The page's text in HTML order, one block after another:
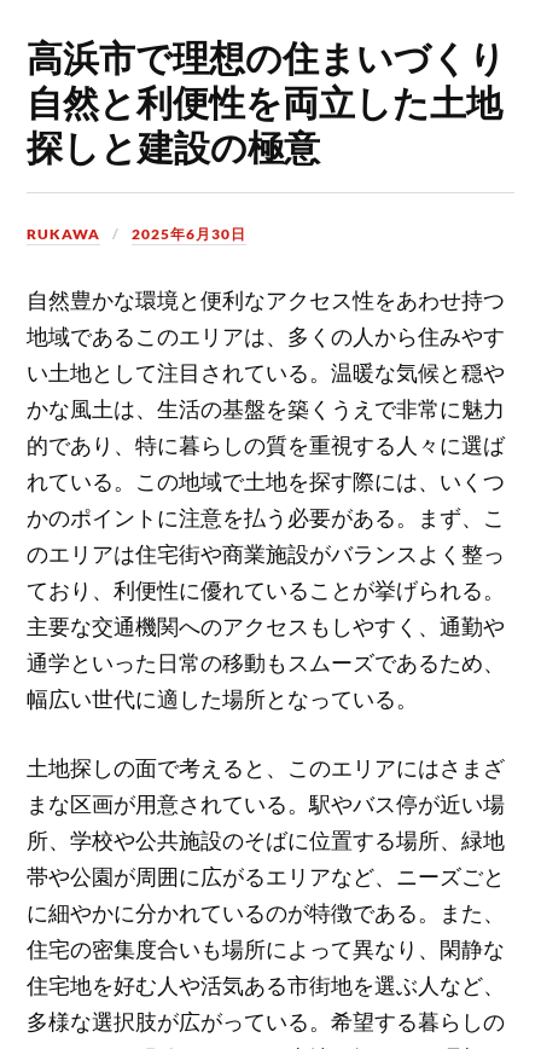
高浜市で理想の住まいづくり
自然と利便性を両立した土地
探しと建設の極意
RUKAWA 2025年6月30日
自然豊かな環境と便利なアクセス性をあわせ持つ
地域であるこのエリアは、多くの人から住みやす
い土地として注目されている。温暖な気候と穏や
かな風土は、生活の基盤を築くうえで非常に魅力
的であり、特に暮らしの質を重視する人々に選ば
れている。この地域で土地を探す際には、いくつ
かのポイントに注意を払う必要がある。まず、こ
のエリアは住宅街や商業施設がバランスよく整っ
ており、利便性に優れていることが挙げられる。
主要な交通機関へのアクセスもしやすく、通勤や
通学といった日常の移動もスムーズであるため、
幅広い世代に適した場所となっている。
土地探しの面で考えると、このエリアにはさまざ
まな区画が用意されている。駅やバス停が近い場
所、学校や公共施設のそばに位置する場所、緑地
帯や公園が周囲に広がるエリアなど、ニーズごと
に細やかに分かれているのが特徴である。また、
住宅の密集度合いも場所によって異なり、閑静な
住宅地を好む人や活気ある市街地を選ぶ人など、
多様な選択肢が広がっている。希望する暮らしの